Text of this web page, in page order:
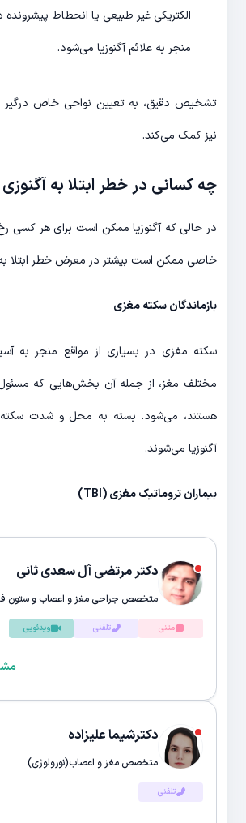
الکتریکی غیر طبیعی یا انحطاط
منجر به علائم آگنوزیا می‌شود.
تشخیص دقیق، به تعیین نواحی خاص درگیر
نیز کمک می‌کند.
چه کسانی در خطر ابتلا به
در حالی که آگنوزیا ممکن است برای هر کسی
خاصی ممکن است بیشتر در معرض خطر ابتلا به
بازماندگان سکته مغزی
سکته مغزی در بسیاری از مواقع منجر
مختلف مغز، از جمله آن بخش‌هایی که
هستند، می‌شود. بسته به محل و شدت سکته
آگنوزیا می‌شوند.
بیماران تروماتیک مغزی (TBI)
دکتر مرتضی آل سعدی ثانی
متخصص جراحی مغز و اعصاب و ستون فقرات
متنی تلفنی ویدئویی
دکترشیما علیزاده
متخصص مغز و اعصاب(نورولوژی)
تلفنی